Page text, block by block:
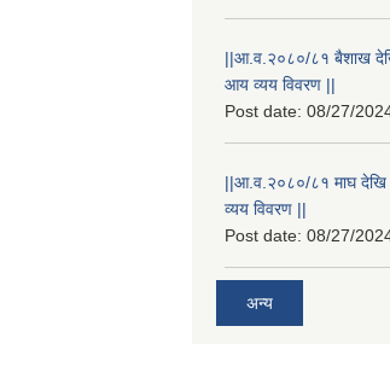
||आ.व.२०८०/८१ बैशाख
आय व्यय विवरण ||
Post date: 08/27/
||आ.व.२०८०/८१ माघ देखि
व्यय विवरण ||
Post date: 08/27/
अन्य